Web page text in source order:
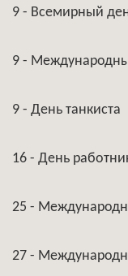
9 - Всемирный
9 -
9 - День танкиста
16 - День
25 -
27 -